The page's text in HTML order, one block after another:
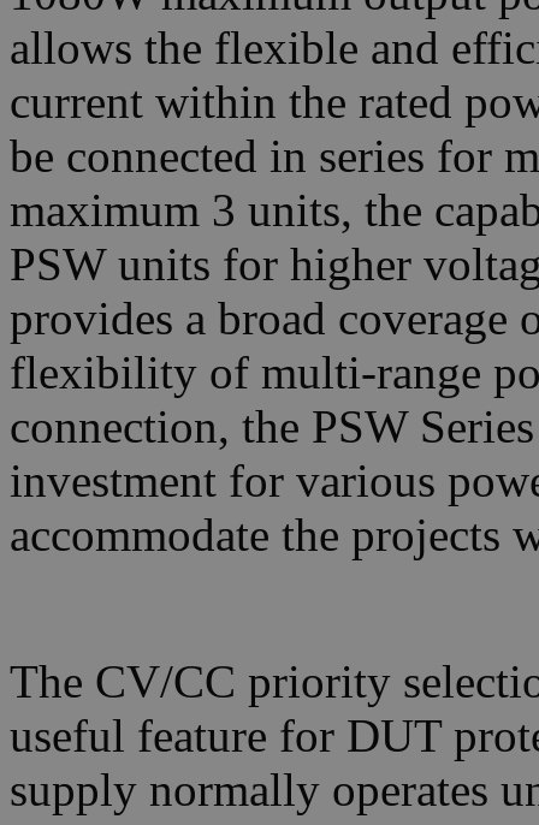
allows the flexible and
current within the rated
be connected in series for
maximum 3 units, the
PSW units for higher
provides a broad
flexibility of multi-range
connection, the PSW
investment for various
accommodate the projects
The CV/CC priority
useful feature for DUT
supply normally operates